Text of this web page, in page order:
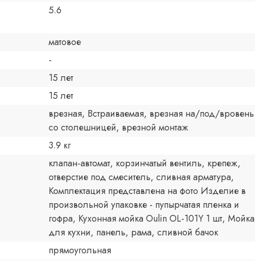
5.6
матовое
-
15 лет
15 лет
врезная, Встраиваемая, врезная на/под/вровень
со столешницей, врезной монтаж
3.9 кг
клапан-автомат, корзинчатый вентиль, крепеж,
отверстие под смеситель, сливная арматура,
Комплектация представлена на фото Изделие в
произвольной упаковке - пупырчатая пленка и
гофра, Кухонная мойка Oulin OL-101Y 1 шт, Мойка
для кухни, панель, рама, сливной бачок
прямоугольная